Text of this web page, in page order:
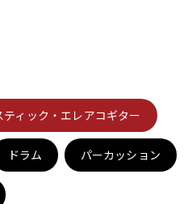
パーカッション
電子ピアノ
ティック・エレアコギター
ドラム パーカッション